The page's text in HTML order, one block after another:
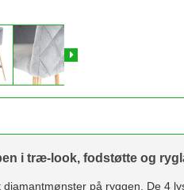
i træ-look, fodstøtte og
på ryggen. De 4